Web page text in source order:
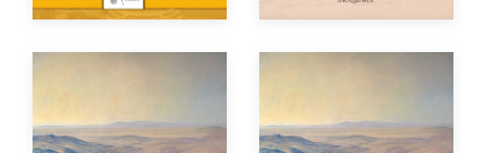
Autor Autor